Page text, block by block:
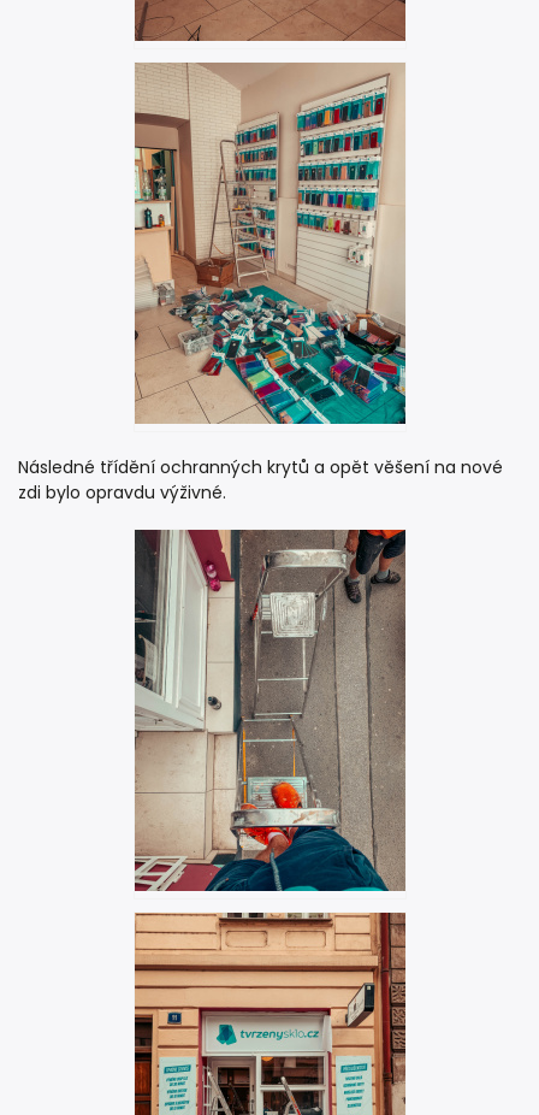
Následné třídění ochranných krytů a opět věšení na nové
zdi bylo opravdu výživné.